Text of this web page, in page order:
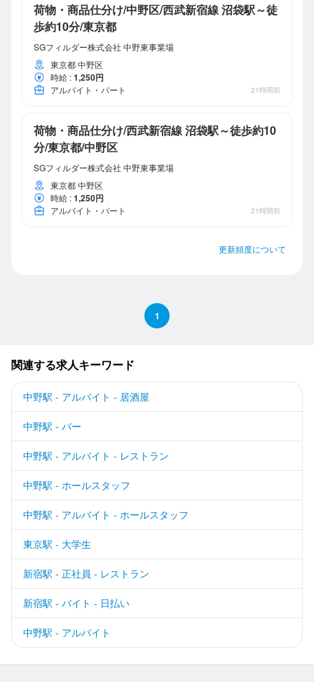
荷物・商品仕分け/中野区/西武新宿線 沼袋駅～徒
歩約10分/東京都
SGフィルダー株式会社 中野東事業場
東京都 中野区
時給 :1,250円
アルバイト・パート 21時間前
荷物・商品仕分け/西武新宿線 沼袋駅～徒歩約10
分/東京都/中野区
SGフィルダー株式会社 中野東事業場
東京都 中野区
時給 :1,250円
アルバイト・パート 21時間前
更新頻度について
1
関連する求人キーワード
中野駅 - アルバイト - 居酒屋
中野駅 - バー
中野駅 - アルバイト - レストラン
中野駅 - ホールスタッフ
中野駅 - アルバイト - ホールスタッフ
東京駅 - 大学生
新宿駅 - 正社員 - レストラン
新宿駅 - バイト - 日払い
中野駅 - アルバイト